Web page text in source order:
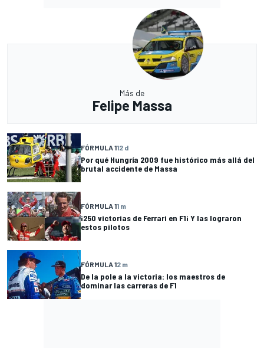
Más de
Felipe Massa
FÓRMULA 112 d
Por qué Hungría 2009 fue histórico más allá del
brutal accidente de Massa
FÓRMULA 11 m
¡250 victorias de Ferrari en F1¡ Y las lograron
estos pilotos
FÓRMULA 12 m
De la pole a la victoria: los maestros de
dominar las carreras de F1